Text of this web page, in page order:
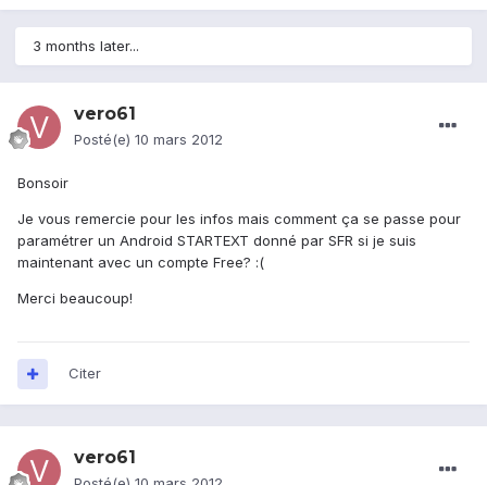
3 months later...
vero61
Posté(e) 10 mars 2012
Bonsoir
Je vous remercie pour les infos mais comment ça se passe pour
paramétrer un Android STARTEXT donné par SFR si je suis
maintenant avec un compte Free? :(
Merci beaucoup!
Citer
vero61